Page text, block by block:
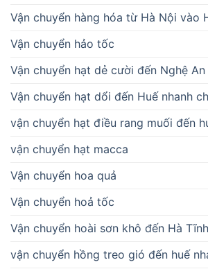
Vận chuyển hàng hóa từ Hà Nội vào
Vận chuyển hảo tốc
Vận chuyển hạt dẻ cười đến Nghệ
Vận chuyển hạt dổi đến Huế nhanh
vận chuyển hạt điều rang muối đến
vận chuyển hạt macca
Vận chuyển hoa quả
Vận chuyển hoả tốc
Vận chuyển hoài sơn khô đến Hà Tĩnh
vận chuyển hồng treo gió đến huế